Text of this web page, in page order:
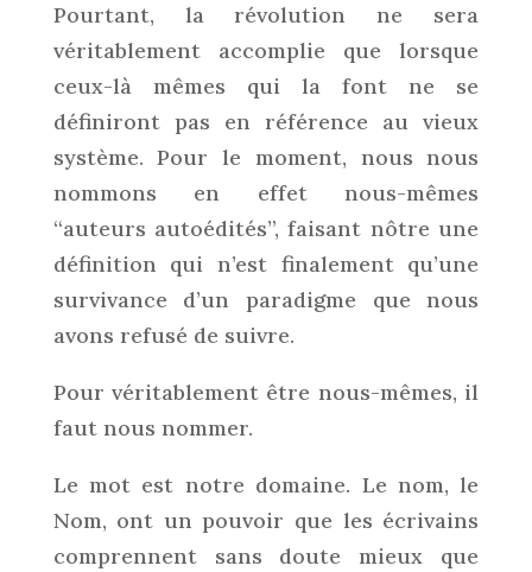
Pourtant, la révolution ne sera
véritablement accomplie que lorsque
ceux-là mêmes qui la font ne se
définiront pas en référence au vieux
système. Pour le moment, nous nous
nommons en effet nous-mêmes
“auteurs autoédités”, faisant nôtre une
définition qui n’est finalement qu’une
survivance d’un paradigme que nous
avons refusé de suivre.
Pour véritablement être nous-mêmes, il
faut nous nommer.
Le mot est notre domaine. Le nom, le
Nom, ont un pouvoir que les écrivains
comprennent sans doute mieux que